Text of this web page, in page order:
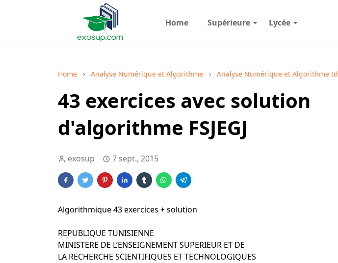
Home Supérieure Lycée
Home Analyse Numérique et Algorithme Analyse Numérique et Algorithme td
43 exercices avec solution
d'algorithme FSJEGJ
exosup 7 sept., 2015
Algorithmique 43 exercices + solution
REPUBLIQUE TUNISIENNE
MINISTERE DE L’ENSEIGNEMENT SUPERIEUR ET DE
LA RECHERCHE SCIENTIFIQUES ET TECHNOLOGIQUES